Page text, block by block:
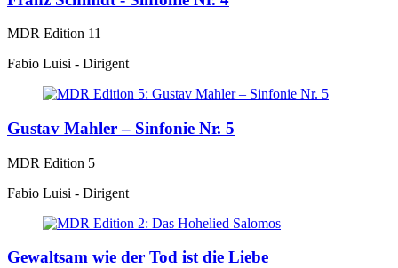
MDR Edition 11
Fabio Luisi - Dirigent
Gustav Mahler – Sinfonie Nr. 5
MDR Edition 5
Fabio Luisi - Dirigent
Gewaltsam wie der Tod ist die Liebe